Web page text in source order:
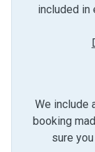
included in
We include
booking
sure